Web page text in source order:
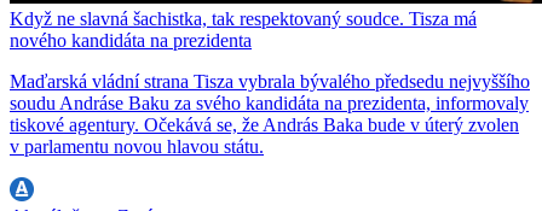
Když ne slavná šachistka, tak respektovaný soudce. Tisza má
nového kandidáta na prezidenta
Maďarská vládní strana Tisza vybrala bývalého předsedu nejvyššího
soudu Andráse Baku za svého kandidáta na prezidenta, informovaly
tiskové agentury. Očekává se, že András Baka bude v úterý zvolen
v parlamentu novou hlavou státu.